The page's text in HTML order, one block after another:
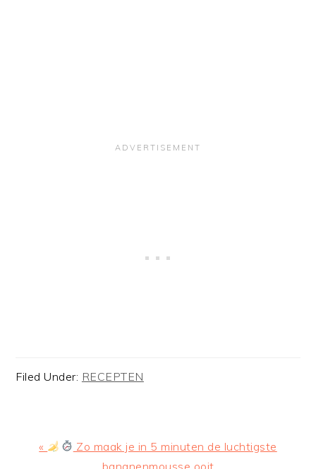
Filed Under: RECEPTEN
Previous
«
Zo maak je in 5 minuten de luchtigste
bananenmousse ooit